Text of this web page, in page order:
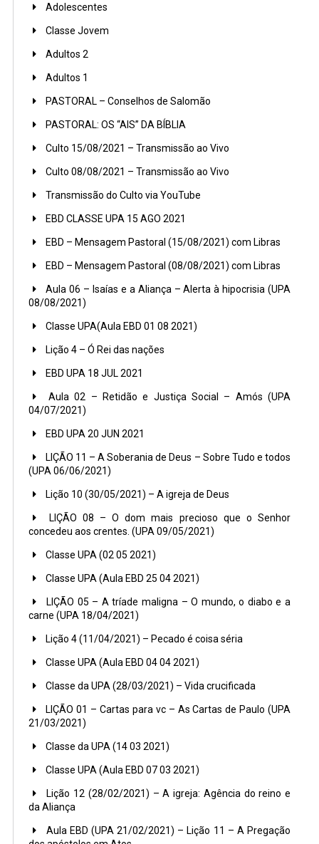
Adolescentes
Classe Jovem
Adultos 2
Adultos 1
PASTORAL – Conselhos de Salomão
PASTORAL: OS “AIS” DA BÍBLIA
Culto 15/08/2021 – Transmissão ao Vivo
Culto 08/08/2021 – Transmissão ao Vivo
Transmissão do Culto via YouTube
EBD CLASSE UPA 15 AGO 2021
EBD – Mensagem Pastoral (15/08/2021) com Libras
EBD – Mensagem Pastoral (08/08/2021) com Libras
Aula 06 – Isaías e a Aliança – Alerta à hipocrisia (UPA
08/08/2021)
Classe UPA(Aula EBD 01 08 2021)
Lição 4 – Ó Rei das nações
EBD UPA 18 JUL 2021
Aula 02 – Retidão e Justiça Social – Amós (UPA
04/07/2021)
EBD UPA 20 JUN 2021
LIÇÃO 11 – A Soberania de Deus – Sobre Tudo e todos
(UPA 06/06/2021)
Lição 10 (30/05/2021) – A igreja de Deus
LIÇÃO 08 – O dom mais precioso que o Senhor
concedeu aos crentes. (UPA 09/05/2021)
Classe UPA (02 05 2021)
Classe UPA (Aula EBD 25 04 2021)
LIÇÃO 05 – A tríade maligna – O mundo, o diabo e a
carne (UPA 18/04/2021)
Lição 4 (11/04/2021) – Pecado é coisa séria
Classe UPA (Aula EBD 04 04 2021)
Classe da UPA (28/03/2021) – Vida crucificada
LIÇÃO 01 – Cartas para vc – As Cartas de Paulo (UPA
21/03/2021)
Classe da UPA (14 03 2021)
Classe UPA (Aula EBD 07 03 2021)
Lição 12 (28/02/2021) – A igreja: Agência do reino e
da Aliança
Aula EBD (UPA 21/02/2021) – Lição 11 – A Pregação